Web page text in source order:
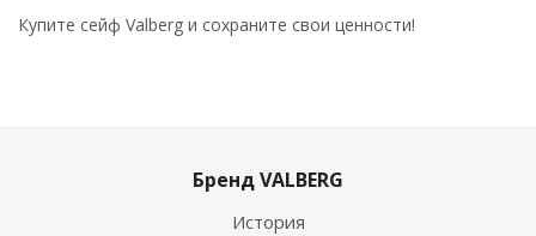
Купите сейф Valberg и сохраните свои ценности!
Бренд VALBERG
История